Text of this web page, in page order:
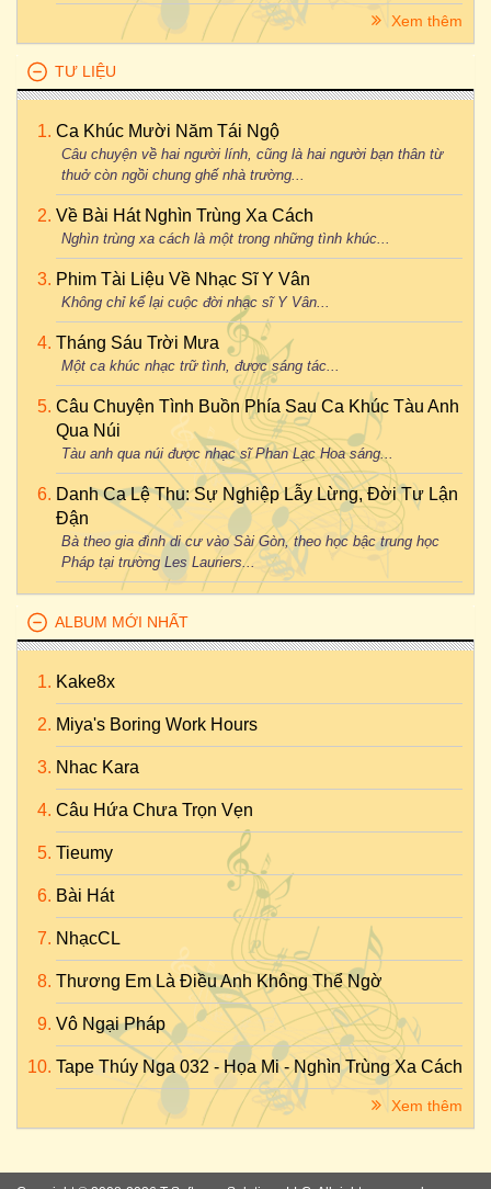
Xem thêm
TƯ LIỆU
Ca Khúc Mười Năm Tái Ngộ
Câu chuyện về hai người lính, cũng là hai người bạn thân từ
thuở còn ngồi chung ghế nhà trường...
Về Bài Hát Nghìn Trùng Xa Cách
Nghìn trùng xa cách là một trong những tình khúc...
Phim Tài Liệu Về Nhạc Sĩ Y Vân
Không chỉ kể lại cuộc đời nhạc sĩ Y Vân...
Tháng Sáu Trời Mưa
Một ca khúc nhạc trữ tình, được sáng tác...
Câu Chuyện Tình Buồn Phía Sau Ca Khúc Tàu Anh
Qua Núi
Tàu anh qua núi được nhạc sĩ Phan Lạc Hoa sáng...
Danh Ca Lệ Thu: Sự Nghiệp Lẫy Lừng, Đời Tư Lận
Đận
Bà theo gia đình di cư vào Sài Gòn, theo học bậc trung học
Pháp tại trường Les Lauriers...
ALBUM MỚI NHẤT
Kake8x
Miya's Boring Work Hours
Nhac Kara
Câu Hứa Chưa Trọn Vẹn
Tieumy
Bài Hát
NhạcCL
Thương Em Là Điều Anh Không Thể Ngờ
Vô Ngại Pháp
Tape Thúy Nga 032 - Họa Mi - Nghìn Trùng Xa Cách
Xem thêm